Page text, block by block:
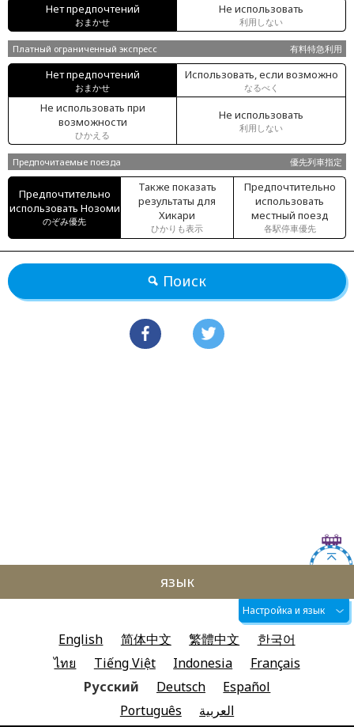
Нет предпочтений
おまかせ
Не использовать
利用しない
Платный ограниченный экспресс 有料特急利用
Нет предпочтений
おまかせ
Использовать, если возможно
なるべく
Не использовать при
возможности
ひかえる
Не использовать
利用しない
Предпочитаемые поезда 優先列車指定
Предпочтительно
использовать Нозоми
のぞみ優先
Также показать
результаты для
Хикари
ひかりも表示
Предпочтительно
использовать
местный поезд
各駅停車優先
Поиск
язык
Настройка и язык
English 简体中文 繁體中文
한국어
ไทย
Tiếng Việt Indonesia
Français
Русский
Deutsch
Español
Português
العربية